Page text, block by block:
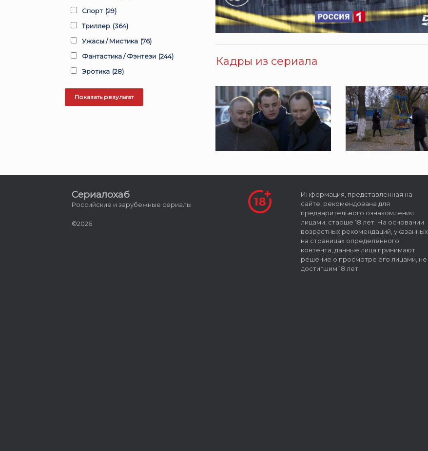
Кадры из сериала
Спорт (29)
Триллер (364)
Ужасы / Мистика (76)
Фантастика / Фэнтези (244)
Эротика (28)
Сериалохаб
Российские и зарубежные сериалы
©2026
Информация, представленная на
сайте, рекомендована для
предварительного ознакомления
лицами, старше 18 лет. На основании
возрастных рекомендаций, указанных
на страницах определённого
контента, данные лица принимают
решение о просмотре его лицами, не
достигшим 18 лет.